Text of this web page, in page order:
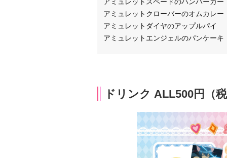
アミュレットクローバーのオムカレー
アミュレットダイヤのアップルパイ
アミュレットエンジェルのパンケーキ
ドリンク ALL500円（